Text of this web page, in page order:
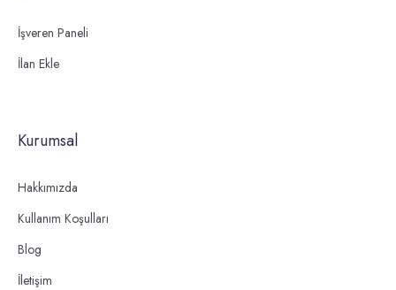
İşveren Paneli
İlan Ekle
Kurumsal
Hakkımızda
Kullanım Koşulları
Blog
İletişim